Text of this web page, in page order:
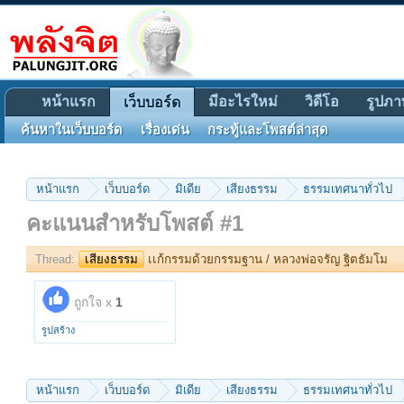
หน้าแรก เว็บบอร์ด มิเดีย เสียงธรรม ธรรมเทศนาทั่วไป
คะแนนสำหรับโพสต์ #1
Thread: เสียงธรรม เเก้กรรมด้วยกรรมฐาน / หลวงพ่อจรัญ ฐิตธัมโม
ถูกใจ x 1
รูปสร้าง
หน้าแรก เว็บบอร์ด มิเดีย เสียงธรรม ธรรมเทศนาทั่วไป
หน้าแรก เว็บบอร์ด
ค้นหาในเว็บบอร์ด เรื่องเด่น กระทู้และโพสต์ล่าสุด
มีอะไรใหม่ วิดีโอ รูปภ